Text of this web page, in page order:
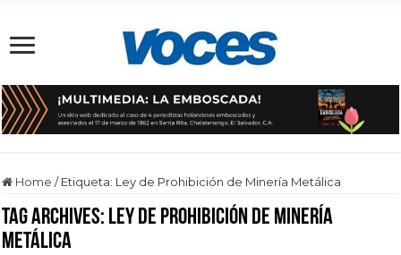
Home / Etiqueta: Ley de Prohibición de Minería Metálica
Tag Archives: Ley de Prohibición de Minería
Metálica